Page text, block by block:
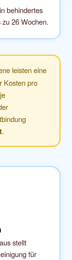
behindertes
26 Wochen.
leisten eine
Kosten pro
.
stellt
für